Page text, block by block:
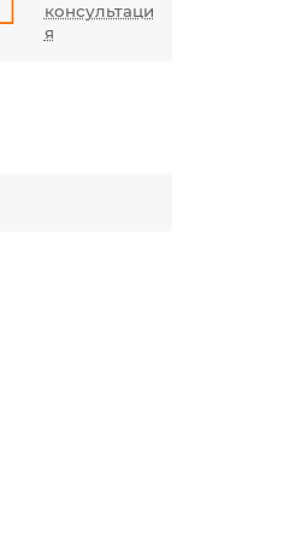
консультаци
я